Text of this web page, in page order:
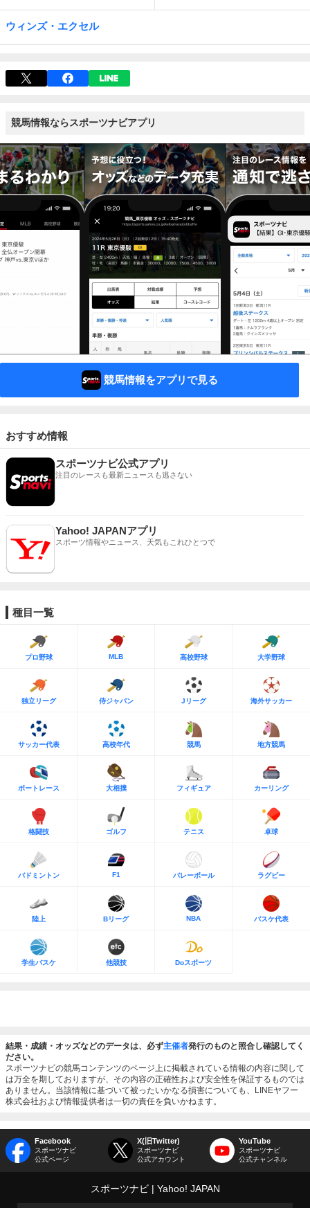
ウィンズ・エクセル
競馬情報ならスポーツナビアプリ
競馬情報をアプリで見る
おすすめ情報
スポーツナビ公式アプリ
注目のレースも最新ニュースも逃さない
Yahoo! JAPANアプリ
スポーツ情報やニュース、天気もこれひとつで
種目一覧
プロ野球 MLB 高校野球 大学野球
独立リーグ 侍ジャパン Jリーグ 海外サッカー
サッカー代表 高校年代 競馬 地方競馬
ボートレース 大相撲 フィギュア カーリング
格闘技 ゴルフ テニス 卓球
バドミントン F1 バレーボール ラグビー
陸上 Bリーグ NBA バスケ代表
学生バスケ 他競技 Doスポーツ
結果・成績・オッズなどのデータは、必ず主催者発行のものと照合し確認してく
ださい。
スポーツナビの競馬コンテンツのページ上に掲載されている情報の内容に関して
は万全を期しておりますが、その内容の正確性および安全性を保証するものでは
ありません。当該情報に基づいて被ったいかなる損害についても、LINEヤフー
株式会社および情報提供者は一切の責任を負いかねます。
Facebook
スポーツナビ
公式ページ
X(旧Twitter)
スポーツナビ
公式アカウント
YouTube
スポーツナビ
公式チャンネル
スポーツナビ Yahoo! JAPAN